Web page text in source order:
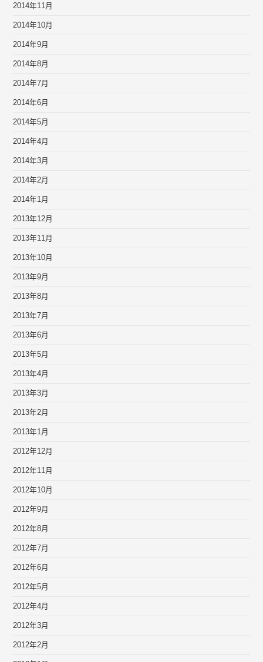
2014年11月
2014年10月
2014年9月
2014年8月
2014年7月
2014年6月
2014年5月
2014年4月
2014年3月
2014年2月
2014年1月
2013年12月
2013年11月
2013年10月
2013年9月
2013年8月
2013年7月
2013年6月
2013年5月
2013年4月
2013年3月
2013年2月
2013年1月
2012年12月
2012年11月
2012年10月
2012年9月
2012年8月
2012年7月
2012年6月
2012年5月
2012年4月
2012年3月
2012年2月